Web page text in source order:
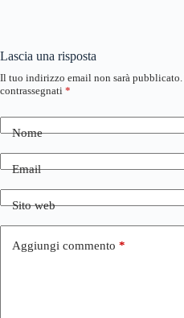
Lascia una risposta
Il tuo indirizzo email non sarà pubblicato.
contrassegnati *
Nome
Email
Sito web
Aggiungi commento *